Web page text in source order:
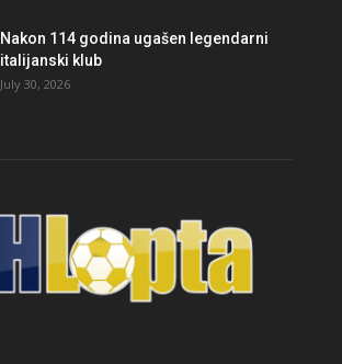
Nakon 114 godina ugašen legendarni
italijanski klub
July 30, 2026